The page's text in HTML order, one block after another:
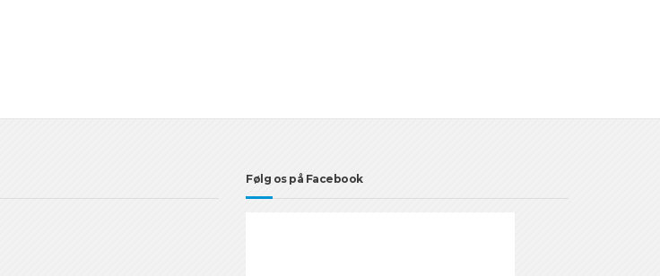
Følg os på Facebook